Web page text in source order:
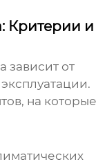
Критерии и
зависит от
на которые